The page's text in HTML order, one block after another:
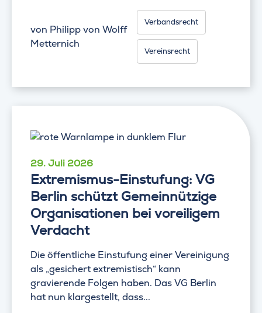
von Philipp von Wolff
Metternich
Verbandsrecht
Vereinsrecht
29. Juli 2026
Extremismus-Einstufung: VG
Berlin schützt Gemeinnützige
Organisationen bei voreiligem
Verdacht
Die öffentliche Einstufung einer Vereinigung
als „gesichert extremistisch“ kann
gravierende Folgen haben. Das VG Berlin
hat nun klargestellt, dass...